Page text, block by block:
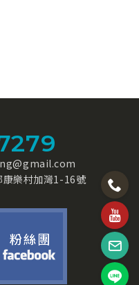
樂村加灣1-16號